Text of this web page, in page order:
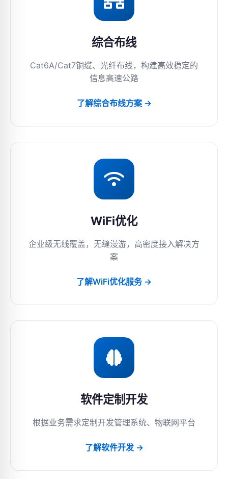
综合布线
Cat6A/Cat7铜缆、光纤布线，构建高效稳定的
信息高速公路
了解综合布线方案 →
WiFi优化
企业级无线覆盖，无缝漫游，高密度接入解决方
案
了解WiFi优化服务 →
软件定制开发
根据业务需求定制开发管理系统、物联网平台
了解软件开发 →